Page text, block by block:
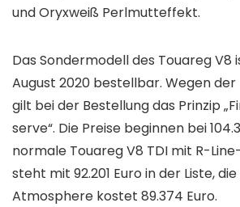
und Oryxweiß Perlmutteffekt.
Das Sondermodell des Touareg V8
August 2020 bestellbar. Wegen
gilt bei der Bestellung das Prinzip
serve“. Die Preise beginnen bei
normale Touareg V8 TDI mit R-
steht mit 92.201 Euro in der Liste,
Atmosphere kostet 89.374 Euro.